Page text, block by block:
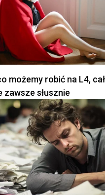
możemy robić na L4,
zawsze słusznie